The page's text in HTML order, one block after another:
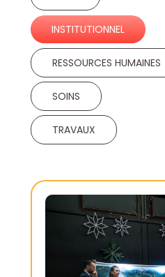
INSTITUTIONNEL
RESSOURCES HUMAINES
SOINS
TRAVAUX